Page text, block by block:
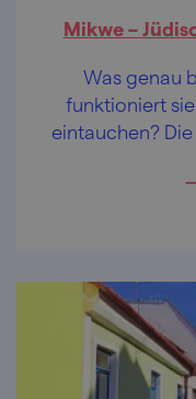
Mikwe –
Was genau
funktioniert
eintauchen?